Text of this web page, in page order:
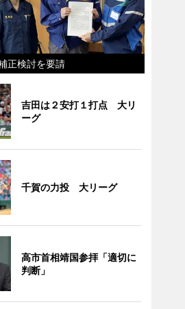
正検討を要請
吉田は２安打１打点 大リ
ーグ
千賀の力投 大リーグ
高市首相靖国参拝「適切に
判断」